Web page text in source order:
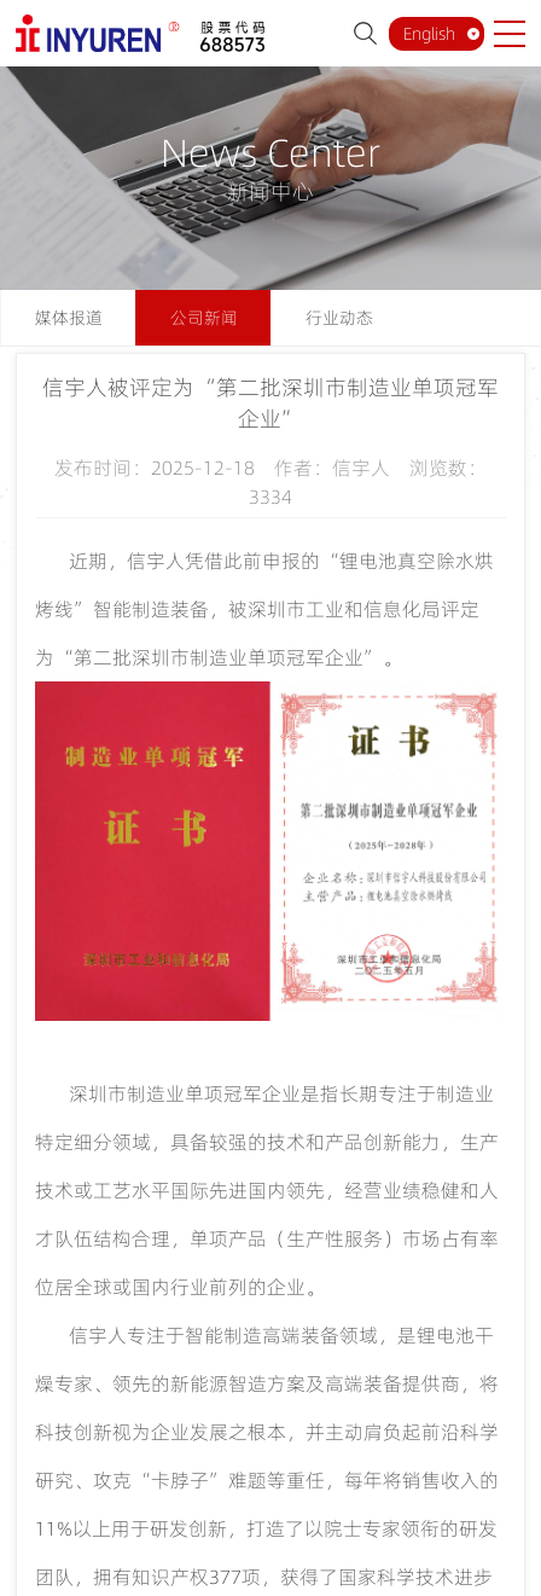
English
News Center
新闻中心
媒体报道 公司新闻 行业动态
信宇人被评定为“第二批深圳市制造业单项冠军
企业”
发布时间：2025-12-18 作者：信宇人 浏览数：
3334
近期，信宇人凭借此前申报的 “锂电池真空除水烘
烤线”智能制造装备，被深圳市工业和信息化局评定
为“第二批深圳市制造业单项冠军企业”。
深圳市制造业单项冠军企业是指长期专注于制造业
特定细分领域，具备较强的技术和产品创新能力，生产
技术或工艺水平国际先进国内领先，经营业绩稳健和人
才队伍结构合理，单项产品（生产性服务）市场占有率
位居全球或国内行业前列的企业。
信宇人专注于智能制造高端装备领域，是锂电池干
燥专家、领先的新能源智造方案及高端装备提供商，将
科技创新视为企业发展之根本，并主动肩负起前沿科学
研究、攻克 “卡脖子”难题等重任，每年将销售收入的
11%以上用于研发创新，打造了以院士专家领衔的研发
团队，拥有知识产权377项，获得了国家科学技术进步